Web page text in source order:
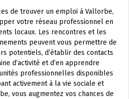
de trouver un emploi à Vallorbe,
votre réseau professionnel en
locaux. Les rencontres et les
peuvent vous permettre de
potentiels, d’établir des contacts
d’activité et d’en apprendre
professionnelles disponibles
activement à la vie sociale et
vous augmentez vos chances de